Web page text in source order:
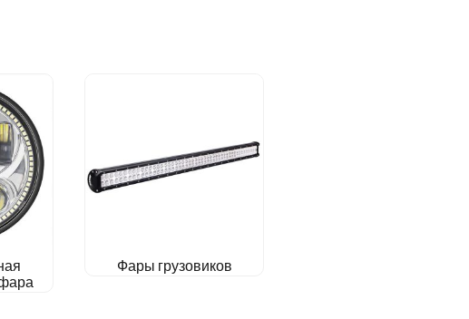
Фары грузовиков